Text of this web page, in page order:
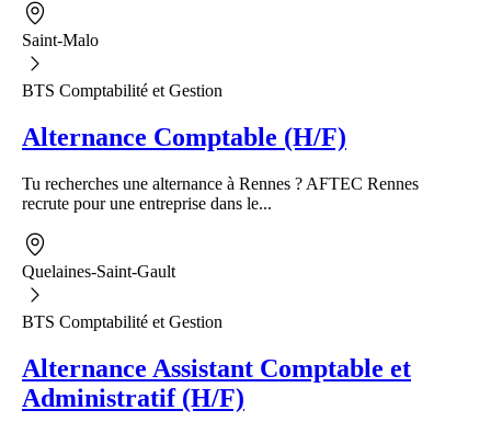
Saint-Malo
BTS Comptabilité et Gestion
Alternance Comptable (H/F)
Tu recherches une alternance à Rennes ? AFTEC Rennes
recrute pour une entreprise dans le...
Quelaines-Saint-Gault
BTS Comptabilité et Gestion
Alternance Assistant Comptable et
Administratif (H/F)